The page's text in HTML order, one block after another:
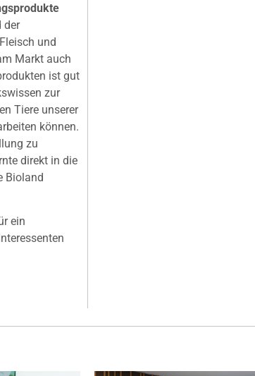
der
und
Markt auch
ist gut
zur
Tiere unserer
können.
zu
direkt in die
Bioland
ein